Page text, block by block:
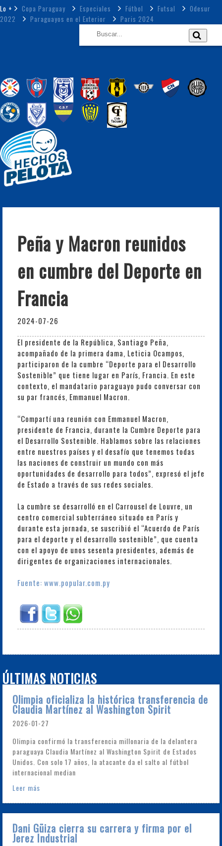
Lo + Copa Paraguay Especiales Fútbol Futsal
Odesur
2022
Paraguayos en el Exterior Paris 2024
Peña y Macron reunidos
en cumbre del Deporte en
Francia
2024-07-26
El presidente de la República, Santiago Peña,
acompañado de la primera dama, Leticia Ocampos,
participaron de la cumbre “Deporte para el Desarrollo
Sostenible” que tiene lugar en París, Francia. En este
contexto, el mandatario paraguayo pudo conversar con
su par francés, Emmanuel Macron.
“Compartí una reunión con Emmanuel Macron,
presidente de Francia, durante la Cumbre Deporte para
el Desarrollo Sostenible. Hablamos sobre las relaciones
entre nuestros países y el desafío que tenemos todas
las naciones de construir un mundo con más
oportunidades de desarrollo para todos”, expresó el jefe
de Estado a través de sus redes sociales.
La cumbre se desarrolló en el Carrousel de Louvre, un
centro comercial subterráneo situado en París y
durante esta jornada, se suscribió el “Acuerdo de París
para el deporte y el desarrollo sostenible”, que cuenta
con el apoyo de unos sesenta presidentes, además de
dirigentes de organizaciones internacionales.
Fuente: www.popular.com.py
ÚLTIMAS NOTICIAS
Olimpia oficializa la histórica transferencia de
Claudia Martínez al Washington Spirit
2026-01-27
Olimpia confirmó la transferencia millonaria de la delantera
paraguaya Claudia Martínez al Washington Spirit de Estados
Unidos. Con solo 17 años, la atacante da el salto al fútbol
internacional median
Leer más
Dani Güiza cierra su carrera y firma por el
Jerez Industrial